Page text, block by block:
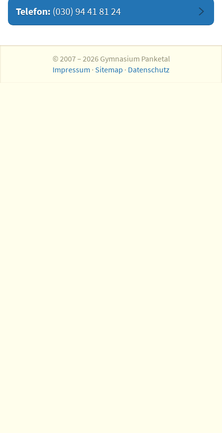
Telefon: (030) 94 41 81 24
© 2007 – 2026 Gymnasium Panketal
Impressum · Sitemap · Datenschutz